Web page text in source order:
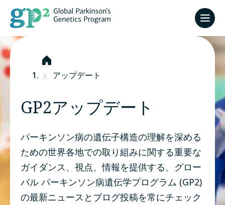
ホ
ー アップデート
GP2アップデート
パーキンソン病の遺伝子構造の理解を深める
ための世界各地での取り組みに関する重要な
ガイダンス、視点、情報を提供する、グロー
バル パーキンソン病遺伝学プログラム (GP2)
の最新ニュースとブログ投稿を常にチェック